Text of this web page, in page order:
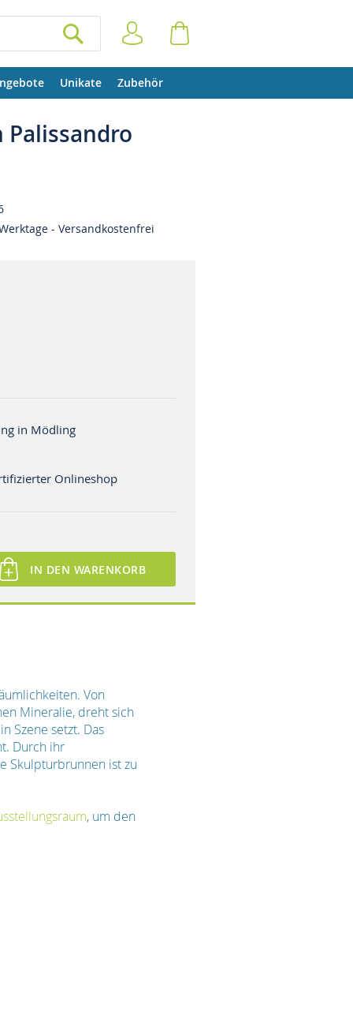
Anmelden
Unikate Zubehör
- Versandkostenfrei
in Mödling
Onlineshop
IN DEN WARENKORB
Von
Mineralie, dreht sich
Szene setzt. Das
Durch ihr
Skulpturbrunnen ist zu
, um den